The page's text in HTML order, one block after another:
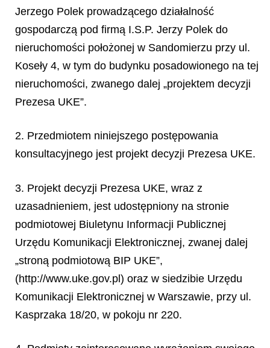
Jerzego Polek prowadzącego działalność
gospodarczą pod firmą I.S.P. Jerzy Polek do
nieruchomości położonej w Sandomierzu przy ul.
Koseły 4, w tym do budynku posadowionego na tej
nieruchomości, zwanego dalej „projektem decyzji
Prezesa UKE”.
2. Przedmiotem niniejszego postępowania
konsultacyjnego jest projekt decyzji Prezesa UKE.
3. Projekt decyzji Prezesa UKE, wraz z
uzasadnieniem, jest udostępniony na stronie
podmiotowej Biuletynu Informacji Publicznej
Urzędu Komunikacji Elektronicznej, zwanej dalej
„stroną podmiotową BIP UKE”,
(http://www.uke.gov.pl) oraz w siedzibie Urzędu
Komunikacji Elektronicznej w Warszawie, przy ul.
Kasprzaka 18/20, w pokoju nr 220.